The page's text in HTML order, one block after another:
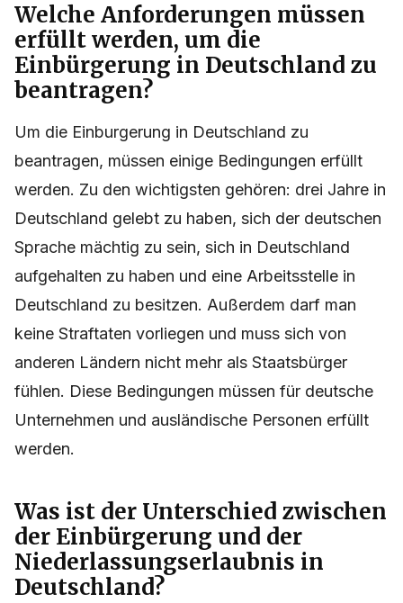
Welche Anforderungen müssen
erfüllt werden, um die
Einbürgerung in Deutschland zu
beantragen?
Um die Einburgerung in Deutschland zu
beantragen, müssen einige Bedingungen erfüllt
werden. Zu den wichtigsten gehören: drei Jahre in
Deutschland gelebt zu haben, sich der deutschen
Sprache mächtig zu sein, sich in Deutschland
aufgehalten zu haben und eine Arbeitsstelle in
Deutschland zu besitzen. Außerdem darf man
keine Straftaten vorliegen und muss sich von
anderen Ländern nicht mehr als Staatsbürger
fühlen. Diese Bedingungen müssen für deutsche
Unternehmen und ausländische Personen erfüllt
werden.
Was ist der Unterschied zwischen
der Einbürgerung und der
Niederlassungserlaubnis in
Deutschland?